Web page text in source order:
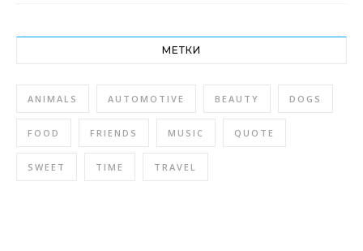
МЕТКИ
ANIMALS AUTOMOTIVE BEAUTY DOGS
FOOD FRIENDS MUSIC QUOTE
SWEET TIME TRAVEL